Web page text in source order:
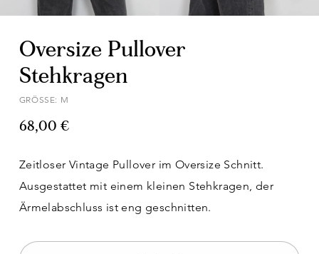
Oversize Pullover
Stehkragen
GRÖSSE: M
68,00 €
Zeitloser Vintage Pullover im Oversize Schnitt.
Ausgestattet mit einem kleinen Stehkragen, der
Ärmelabschluss ist eng geschnitten.